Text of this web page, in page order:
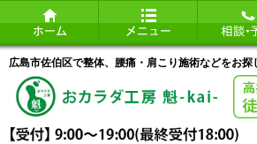
広島市佐伯区で整体、腰痛・肩こり施術などをお探